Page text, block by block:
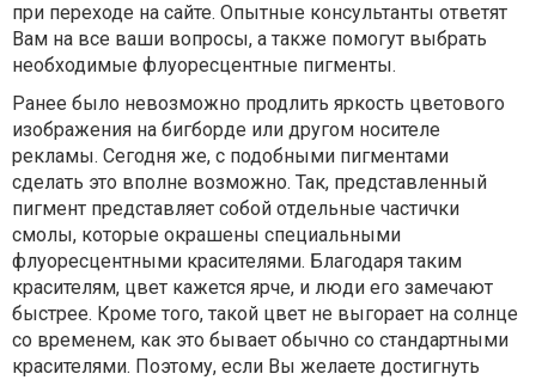
при переходе на сайте. Опытные консультанты ответят
Вам на все ваши вопросы, а также помогут выбрать
необходимые флуоресцентные пигменты.
Ранее было невозможно продлить яркость цветового
изображения на бигборде или другом носителе
рекламы. Сегодня же, с подобными пигментами
сделать это вполне возможно. Так, представленный
пигмент представляет собой отдельные частички
смолы, которые окрашены специальными
флуоресцентными красителями. Благодаря таким
красителям, цвет кажется ярче, и люди его замечают
быстрее. Кроме того, такой цвет не выгорает на солнце
со временем, как это бывает обычно со стандартными
красителями. Поэтому, если Вы желаете достигнуть